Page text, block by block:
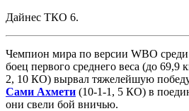
Дайнес ТКО 6.
Чемпион мира по версии WBO
боец первого среднего веса (до 69,9
2, 10 КО) вырвал тяжелейшую победу
Сами Ахмети (10-1-1, 5 КО) в
они свели бой вничью.